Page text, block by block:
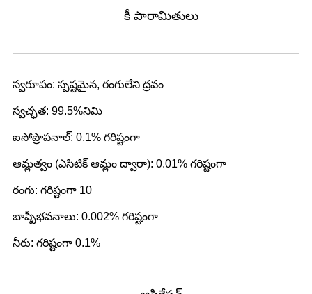
కీ పారామితులు
స్వరూపం: స్పష్టమైన, రంగులేని ద్రవం
స్వచ్ఛత: 99.5%నిమి
ఐసోప్రొపనాల్: 0.1% గరిష్టంగా
ఆమ్లత్వం (ఎసిటిక్ ఆమ్లం ద్వారా): 0.01% గరిష్టంగా
రంగు: గరిష్టంగా 10
బాష్పీభవనాలు: 0.002% గరిష్టంగా
నీరు: గరిష్టంగా 0.1%